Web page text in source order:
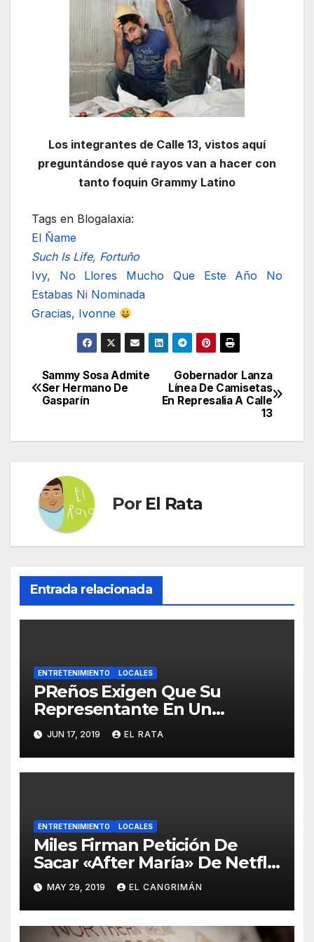
Los integrantes de Calle 13, vistos aquí
preguntándose qué rayos van a hacer con
tanto foquin Grammy Latino
Tags en Blogalaxia:
El Ñame
Such Is Life, Fortuño
Ivy, No Llores Mucho Que Este Año No
Estabas Ni Nominada
Gracias, Ivonne
Navegación
de
entradas
Gobernador Lanza
Línea De Camisetas
En Represalia A Calle
13
Sammy Sosa Admite
Ser Hermano De
Gasparín
Por El Rata
Entrada relacionada
ENTRETENIMIENTO LOCALES
PReños Exigen Que Su
Representante En Un
Concurso Superficial E
Irrelevante Sea «Boricua De
Pura Cepa»
JUN 17, 2019 EL RATA
ENTRETENIMIENTO LOCALES
Miles Firman Petición De
Sacar «After María» De Netflix
Porque El Documental No
Trata Sobre Lo Que Ellos
Quieren Que Trate
MAY 29, 2019 EL CANGRIMÁN